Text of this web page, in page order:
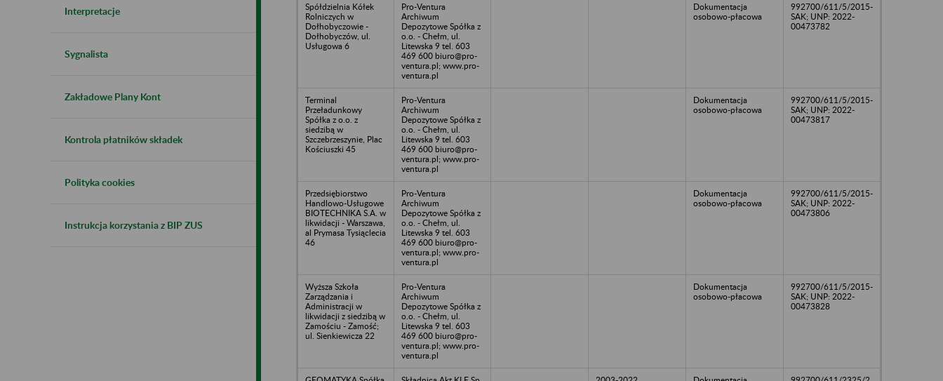
Interpretacje
Sygnalista
Zakładowe Plany Kont
Kontrola płatników składek
Polityka cookies
Instrukcja korzystania z BIP ZUS
Spółdzielnia Kółek
Rolniczych w
Dołhobyczowie -
Dołhobyczów, ul.
Usługowa 6
Pro-Ventura
Archiwum
Depozytowe Spółka z
o.o. - Chełm, ul.
Litewska 9 tel. 603
469 600 biuro@pro-
ventura.pl; www.pro-
ventura.pl
Dokumentacja
osobowo-płacowa
992700/611/5/2015-
SAK; UNP: 2022-
00473782
Terminal
Przeładunkowy
Spółka z o.o. z
siedzibą w
Szczebrzeszynie, Plac
Kościuszki 45
Pro-Ventura
Archiwum
Depozytowe Spółka z
o.o. - Chełm, ul.
Litewska 9 tel. 603
469 600 biuro@pro-
ventura.pl; www.pro-
ventura.pl
Dokumentacja
osobowo-płacowa
992700/611/5/2015-
SAK; UNP: 2022-
00473817
Przedsiębiorstwo
Handlowo-Usługowe
BIOTECHNIKA S.A. w
likwidacji - Warszawa,
al Prymasa Tysiąclecia
46
Pro-Ventura
Archiwum
Depozytowe Spółka z
o.o. - Chełm, ul.
Litewska 9 tel. 603
469 600 biuro@pro-
ventura.pl; www.pro-
ventura.pl
Dokumentacja
osobowo-płacowa
992700/611/5/2015-
SAK; UNP: 2022-
00473806
Wyższa Szkoła
Zarządzania i
Administracji w
likwidacji z siedzibą w
Zamościu - Zamość;
ul. Sienkiewicza 22
Pro-Ventura
Archiwum
Depozytowe Spółka z
o.o. - Chełm, ul.
Litewska 9 tel. 603
469 600 biuro@pro-
ventura.pl; www.pro-
ventura.pl
Dokumentacja
osobowo-płacowa
992700/611/5/2015-
SAK; UNP: 2022-
00473828